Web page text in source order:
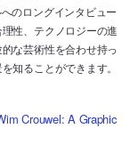
のロングインタビュー
性、テクノロジーの進
な芸術性を合わせ持っ
知ることができます。
Crouwel: A Graphic